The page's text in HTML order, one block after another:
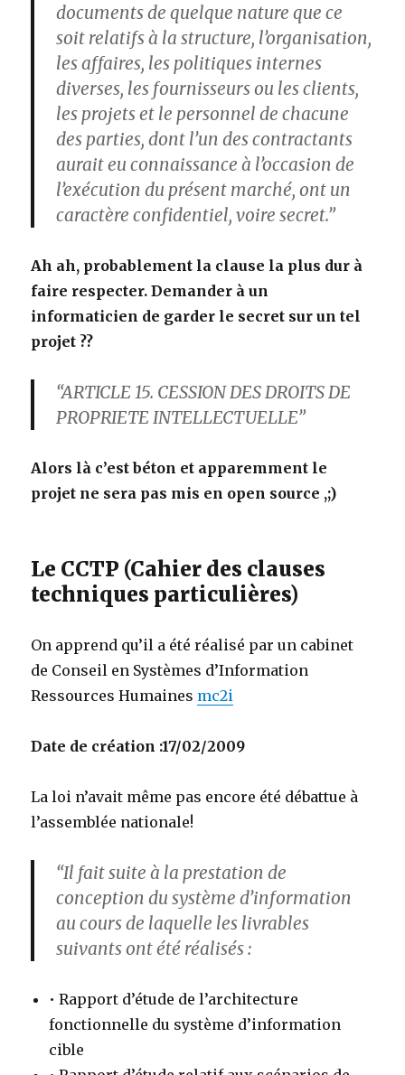
documents de quelque nature que ce
soit relatifs à la structure, l’organisation,
les affaires, les politiques internes
diverses, les fournisseurs ou les clients,
les projets et le personnel de chacune
des parties, dont l’un des contractants
aurait eu connaissance à l’occasion de
l’exécution du présent marché, ont un
caractère confidentiel, voire secret.”
Ah ah, probablement la clause la plus dur à
faire respecter. Demander à un
informaticien de garder le secret sur un tel
projet ??
“ARTICLE 15. CESSION DES DROITS DE
PROPRIETE INTELLECTUELLE”
Alors là c’est béton et apparemment le
projet ne sera pas mis en open source ,;)
Le CCTP (Cahier des clauses
techniques particulières)
On apprend qu’il a été réalisé par un cabinet
de Conseil en Systèmes d’Information
Ressources Humaines mc2i
Date de création :17/02/2009
La loi n’avait même pas encore été débattue à
l’assemblée nationale!
“Il fait suite à la prestation de
conception du système d’information
au cours de laquelle les livrables
suivants ont été réalisés :
• Rapport d’étude de l’architecture
fonctionnelle du système d’information
cible